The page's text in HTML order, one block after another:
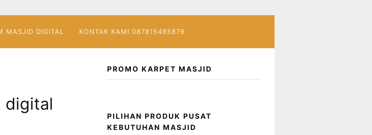
MASJID DIGITAL KONTAK KAMI 087815485879
digital
PROMO KARPET MASJID
PILIHAN PRODUK PUSAT
KEBUTUHAN MASJID